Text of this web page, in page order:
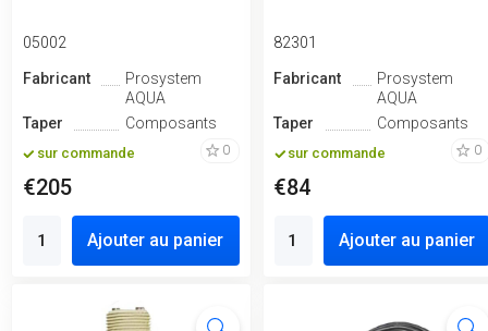
05002
Fabricant
Prosystem
AQUA
Taper
Composants
sur commande 0
€205
Ajouter au panier
82301
Fabricant
Prosystem
AQUA
Taper
Composants
sur commande 0
€84
Ajouter au panier